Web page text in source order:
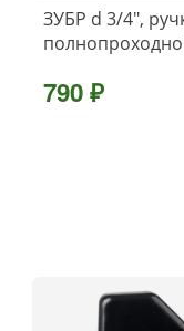
ЗУБР d 3/4″,
790 ₽